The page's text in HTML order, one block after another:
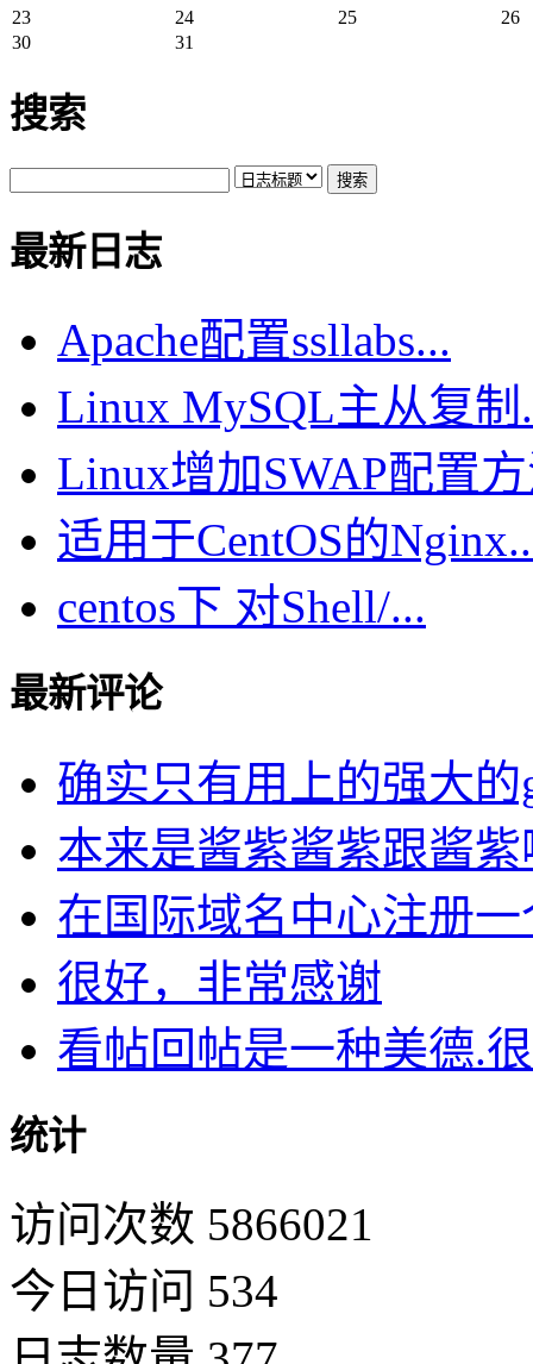
23
24 25
26
30
31
搜索
最新日志
Apache配置ssllabs...
Linux MySQL主从复制
Linux增加SWAP配置
适用于CentOS的
centos下 对Shell/...
最新评论
确实只有用上的强大的
本来是酱紫酱紫跟酱
在国际域名中心注册一
很好，非常感谢
看帖回帖是一种美德.
统计
访问次数 5866021
今日访问 534